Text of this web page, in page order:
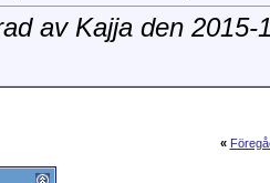
av Kajja den
«